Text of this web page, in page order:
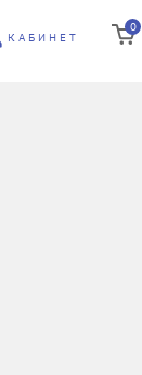
КАБИНЕТ
0